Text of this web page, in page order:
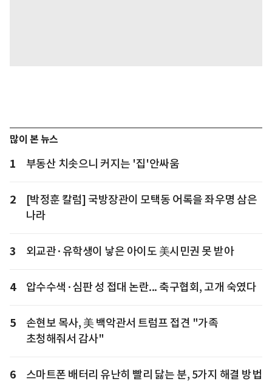
많이 본 뉴스
1 부동산 치솟으니 커지는 '집'안싸움
2
[박정훈 칼럼] 국방장관이 모택동 어록을 좌우명 삼은
나라
3 외교관·유학생이 낳은 아이도 美시민권 못 받아
4 압수수색·심판 성 접대 논란... 축구협회, 고개 숙였다
5
손현보 목사, 美 백악관서 트럼프 접견 "가족
초청해줘서 감사"
6 스마트폰 배터리 유난히 빨리 닳는 분, 5가지 해결 방법